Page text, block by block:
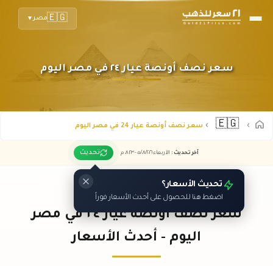
🇪🇬مصر▼
سعر نصف أونصة عيار ٢٤ في مصر اليوم
🇪🇬 سعر نصف أونصة عيار 24 في مصر اليوم
آخر تحديث : الأربعاء ٠٥ /٠٨/٢٠٢٦ - ٠٨:٢٣ م تحديث
تحديث الأسعار؟
اضغط هنا للحصول على أحدث الأسعار فوراً
سعر نصف أونصة عيار ٢٤ في مصر
اليوم - أحدث الأسعار